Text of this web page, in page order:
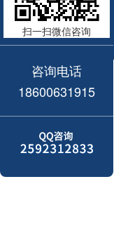
扫一扫微信咨询
咨询电话
18600631915